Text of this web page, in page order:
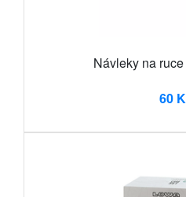
Návleky na
60